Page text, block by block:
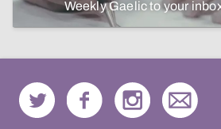
Weekly Gaelic to your